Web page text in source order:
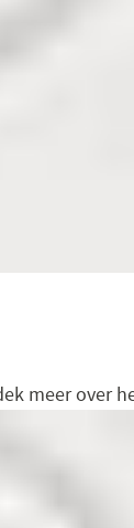
meer over